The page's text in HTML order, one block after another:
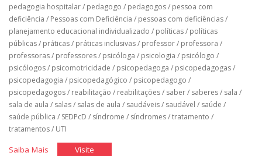
pedagogia hospitalar/ pedagogo / pedagogos/ pessoa com
deficiência / Pessoas com Deficiência / pessoas com deficiências/
planejamento educacional individualizado / políticas/ políticas
públicas/ práticas/ práticas inclusivas/ professor/ professora /
professoras/ professores/ psicóloga / psicologia / psicólogo /
psicólogos/ psicomotricidade / psicopedagoga / psicopedagogas/
psicopedagogia / psicopedagógico / psicopedagogo /
psicopedagogos/ reabilitação / reabilitações/ saber/ saberes/ sala /
sala de aula / salas/ salas de aula / saudáveis/ saudável / saúde /
saúde pública / SEDPcD / síndrome / síndromes/tratamento /
tratamentos/ UTI
Saiba Mais"Classe Visite"Classe